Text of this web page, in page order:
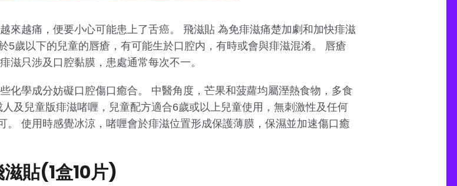
來越痛，便要小心可能患上了舌癌。 飛滋貼 為免痱滋痛楚加劇和加快痱滋
5歲以下的兒童的唇瘡，有可能生於口腔内，有時或會與痱滋混淆。 唇瘡
滋只涉及口腔黏膜，患處通常每次不一。
化學成分妨礙口腔傷口癒合。 中醫角度，芒果和菠蘿均屬溼熱食物，多食
及兒童版痱滋啫喱，兒童配方適合6歲或以上兒童使用，無刺激性及任何
使用時感覺冰涼，啫喱會於痱滋位置形成保護薄膜，保濕並加速傷口癒
貼(1盒10片)